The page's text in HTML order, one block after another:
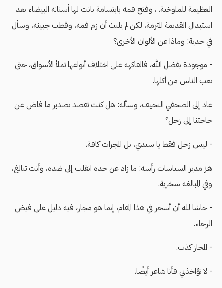
العظيمة للملوخية. ، وفتح فمه بابتسامة بانت لها أسنانه البيضاء بعد
استبدال القديمة المثرمة، لكن لم يلبث أن زم فمه، وقطب جبينه، وسأل
في جدية: وماذا عن الألوان الأخرى؟
- موجودة بفضل الله، فالفاكهة على اختلاف أنواعها تملأ الأسواق، حتى
تعب الناس من أكلها.
عاد إلى الصحفي النحيف، وسأله: هل كنت تقصد تصدير ما فاض عن
حاجتنا إلى زحل؟
- ليس زحل فقط يا سيدي، بل المجرات كافة.
هز مدير السياسات رأسه: ما زاد عن حده انقلب إلى ضده، وأنت تبالغ،
وفي المبالغة سخرية.
- حاشا لله أن أسخر في هذا المقام، إنما هو مجاز، فيه دليل على فيض
الرخاء.
- المجاز كذب.
- لا تؤاخذني فأنا شاعر أيضًا.